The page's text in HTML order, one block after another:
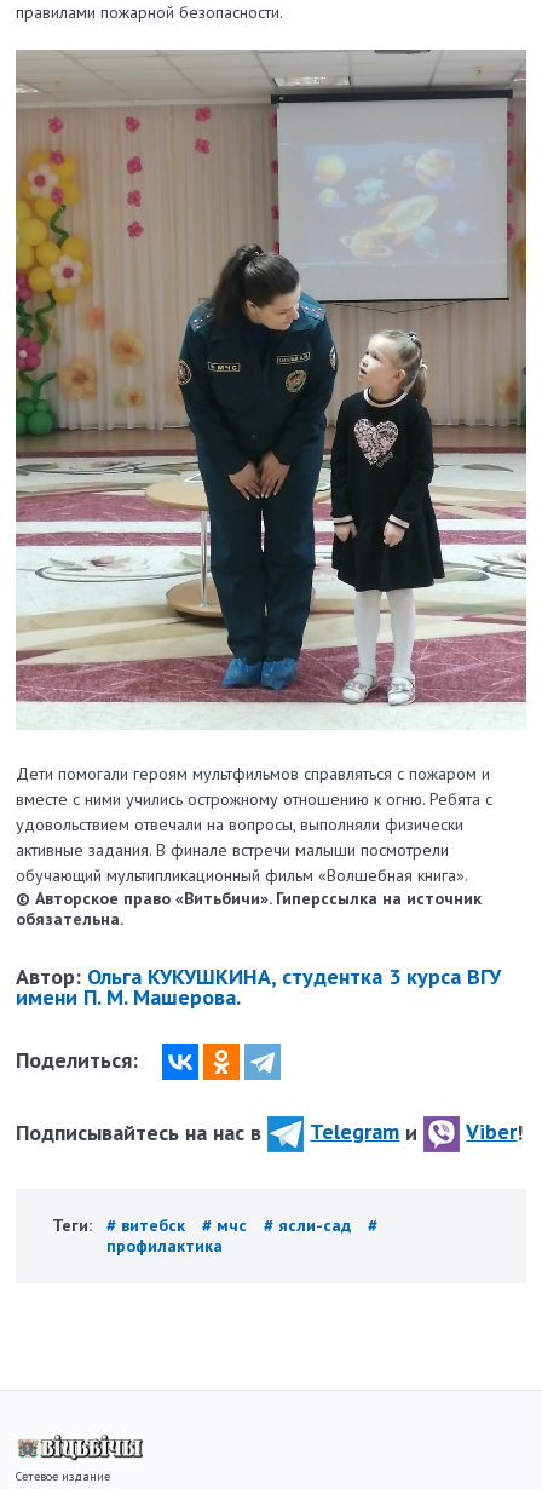
правилами пожарной безопасности.
Дети помогали героям мультфильмов справляться с пожаром и
вместе с ними учились острожному отношению к огню. Ребята с
удовольствием отвечали на вопросы, выполняли физически
активные задания. В финале встречи малыши посмотрели
обучающий мультипликационный фильм «Волшебная книга».
© Авторское право «Витьбичи». Гиперссылка на источник
обязательна.
Автор: Ольга КУКУШКИНА, студентка 3 курса ВГУ
имени П. М. Машерова.
Поделиться:
Подписывайтесь на нас в Telegram и Viber!
Теги: # витебск # мчс # ясли-сад
#
профилактика
Сетевое издание